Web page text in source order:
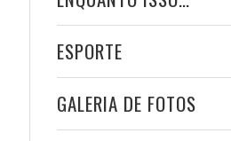
ESPORTE
GALERIA DE FOTOS